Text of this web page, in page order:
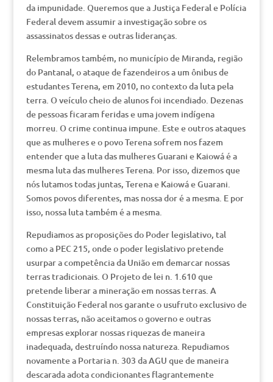
da impunidade. Queremos que a Justiça Federal e Polícia
Federal devem assumir a investigação sobre os
assassinatos dessas e outras lideranças.
Relembramos também, no município de Miranda, região
do Pantanal, o ataque de fazendeiros a um ônibus de
estudantes Terena, em 2010, no contexto da luta pela
terra. O veículo cheio de alunos foi incendiado. Dezenas
de pessoas ficaram feridas e uma jovem indígena
morreu. O crime continua impune. Este e outros ataques
que as mulheres e o povo Terena sofrem nos fazem
entender que a luta das mulheres Guarani e Kaiowá é a
mesma luta das mulheres Terena. Por isso, dizemos que
nós lutamos todas juntas, Terena e Kaiowá e Guarani.
Somos povos diferentes, mas nossa dor é a mesma. E por
isso, nossa luta também é a mesma.
Repudiamos as proposições do Poder legislativo, tal
como a PEC 215, onde o poder legislativo pretende
usurpar a competência da União em demarcar nossas
terras tradicionais. O Projeto de lei n. 1.610 que
pretende liberar a mineração em nossas terras. A
Constituição Federal nos garante o usufruto exclusivo de
nossas terras, não aceitamos o governo e outras
empresas explorar nossas riquezas de maneira
inadequada, destruíndo nossa natureza. Repudiamos
novamente a Portaria n. 303 da AGU que de maneira
descarada adota condicionantes flagrantemente